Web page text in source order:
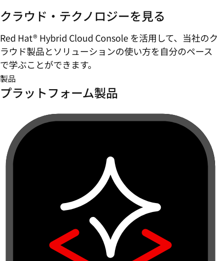
クラウド・テクノロジーを見る
Red Hat® Hybrid Cloud Console を活用して、当社のク
ラウド製品とソリューションの使い方を自分のペース
で学ぶことができます。
製品
プラットフォーム製品